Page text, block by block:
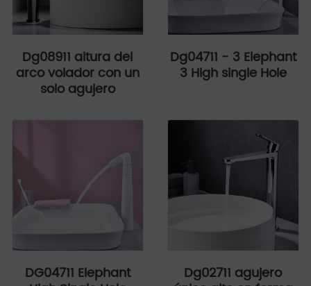
Dg08911 altura del
arco volador con un
solo agujero
Dg04711 - 3 Elephant
3 High single Hole
DG04711 Elephant Dg02711 agujero